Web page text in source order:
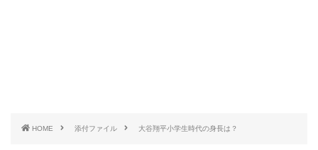
HOME 添付ファイル 大谷翔平小学生時代の身長は？